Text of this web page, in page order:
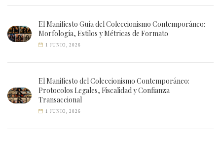
El Manifiesto Guía del Coleccionismo Contemporáneo:
Morfología, Estilos y Métricas de Formato
1 JUNIO, 2026
El Manifiesto del Coleccionismo Contemporáneo:
Protocolos Legales, Fiscalidad y Confianza
Transaccional
1 JUNIO, 2026